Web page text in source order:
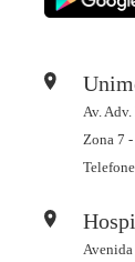
Av.
Zona 7
Avenida